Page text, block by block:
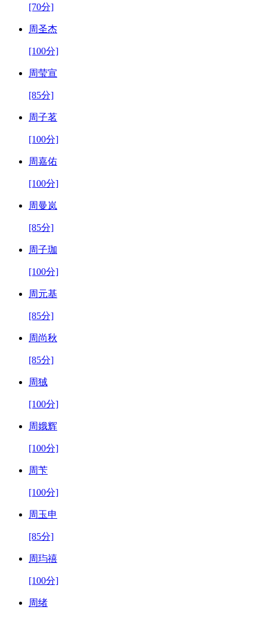
[70分]
周圣杰
[100分]
周莹宣
[85分]
周子茗
[100分]
周嘉佑
[100分]
周曼岚
[85分]
周子珈
[100分]
周元基
[85分]
周尚秋
[85分]
周狨
[100分]
周娥辉
[100分]
周苄
[100分]
周玉申
[85分]
周玙禧
[100分]
周绪